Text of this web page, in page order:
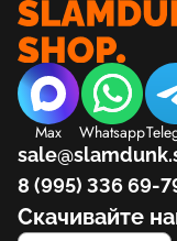
Max Whatsapp
8 (995) 336 69-
Скачивайте